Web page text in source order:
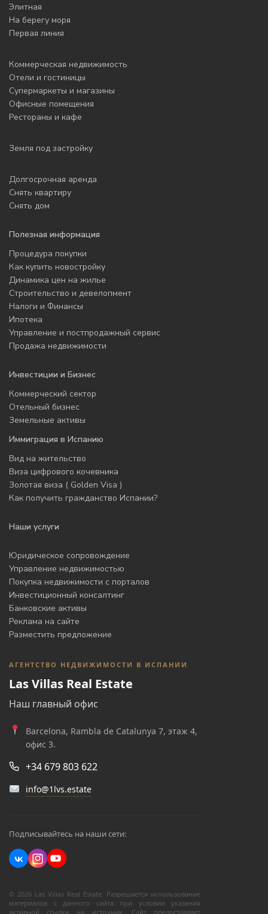
Элитная
На берегу моря
Первая линия
Коммерческая недвижимость
Отели и гостиницы
Супермаркеты и магазины
Офисные помещения
Рестораны и кафе
Земля под застройку
Долгосрочная аренда
Снять квартиру
Снять дом
Полезная информация
Процедура покупки
Как купить новостройку
Динамика цен на жилье
Строительство и девелопмент
Налоги и Финансы
Ипотека
Управление и постпродажный сервис
Продажа недвижимости
Инвестиции и Бизнес
Коммерческий сектор
Отельный бизнес
Земельные активы
Иммиграция в Испанию
Вид на жительство
Виза цифрового кочевника
Золотая виза ( Golden Visa )
Как получить гражданство Испании?
Наши услуги
Юридическое сопровождение
Управление недвижимостью
Покупка недвижимости с порталов
Инвестиционный консалтинг
Банковские активы
Реклама на сайте
Разместить предложение
АГЕНТСТВО НЕДВИЖИМОСТИ В ИСПАНИИ
Las Villas Real Estate
Наш главный офис
Barcelona, Rambla de Catalunya 7, этаж 4,
офис 3.
+34 679 803 622
info@1lvs.estate
Подписывайтесь на наши сети:
© 2026 Las Villas Real Estate. Разрешается использование
материалов с данного сайта при условии указания
активной ссылки на источник. Сайт предоставляет